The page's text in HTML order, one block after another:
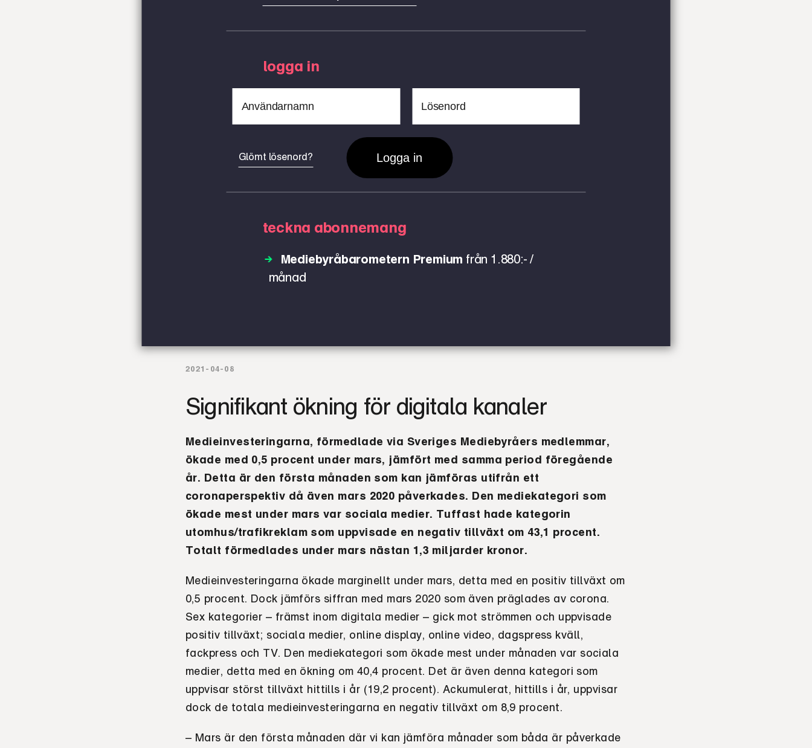
logga in
Glömt lösenord?
teckna abonnemang
Mediebyråbarometern Premium från 1.880:- /
månad
2021-04-08
Signifikant ökning för digitala kanaler
Medieinvesteringarna, förmedlade via Sveriges Mediebyråers medlemmar,
ökade med 0,5 procent under mars, jämfört med samma period föregående
år. Detta är den första månaden som kan jämföras utifrån ett
coronaperspektiv då även mars 2020 påverkades. Den mediekategori som
ökade mest under mars var sociala medier. Tuffast hade kategorin
utomhus/trafikreklam som uppvisade en negativ tillväxt om 43,1 procent.
Totalt förmedlades under mars nästan 1,3 miljarder kronor.
Medieinvesteringarna ökade marginellt under mars, detta med en positiv tillväxt om
0,5 procent. Dock jämförs siffran med mars 2020 som även präglades av corona.
Sex kategorier – främst inom digitala medier – gick mot strömmen och uppvisade
positiv tillväxt; sociala medier, online display, online video, dagspress kväll,
fackpress och TV. Den mediekategori som ökade mest under månaden var sociala
medier, detta med en ökning om 40,4 procent. Det är även denna kategori som
uppvisar störst tillväxt hittills i år (19,2 procent). Ackumulerat, hittills i år, uppvisar
dock de totala medieinvesteringarna en negativ tillväxt om 8,9 procent.
– Mars är den första månaden där vi kan jämföra månader som båda är påverkade